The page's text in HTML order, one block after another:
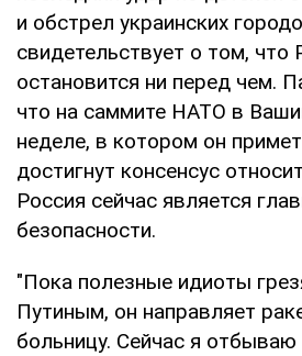
и обстрел украинских
свидетельствует о том, что
остановится ни перед чем.
что на саммите НАТО в
неделе, в котором он
достигнут консенсус
Россия сейчас является
безопасности.
"Пока полезные идиоты
Путиным, он направляет
больницу. Сейчас я